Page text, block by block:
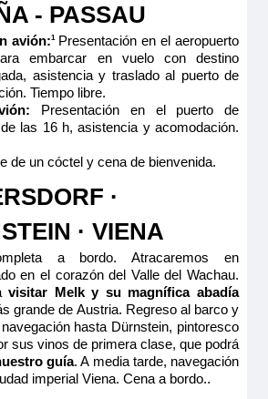
- PASSAU
avión:1Presentación en el aeropuerto
embarcar en vuelo con destino
asistencia y traslado al puerto de
Tiempo libre.
Presentación en el puerto de
las 16 h, asistencia y acomodación.
de un cóctel y cena de bienvenida.
·
· VIENA
a bordo. Atracaremos en
en el corazón del Valle del Wachau.
visitar Melk y su magnífica abadía
grande de Austria. Regreso al barco y
hasta Dürnstein, pintoresco
sus vinos de primera clase, que podrá
guía. A media tarde, navegación
imperial Viena. Cena a bordo..